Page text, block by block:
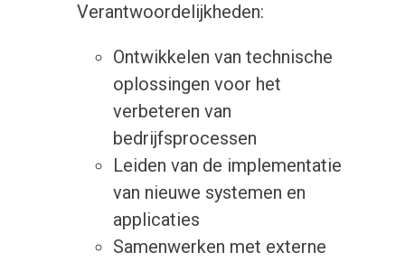
Verantwoordelijkheden:
Ontwikkelen van technische
oplossingen voor het
verbeteren van
bedrijfsprocessen
Leiden van de implementatie
van nieuwe systemen en
applicaties
Samenwerken met externe